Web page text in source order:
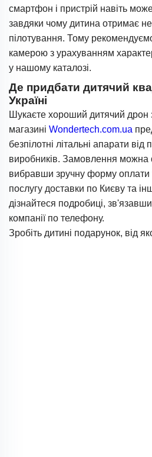
смартфон і пристрій навіть
завдяки чому дитина отримає
пілотування. Тому
камерою з урахуванням
у нашому каталозі.
Де придбати дитячий
Україні
Шукаєте хороший дитячий дрон
магазині Wondertech.com.ua
безпілотні літальні апарати від
виробників. Замовлення
вибравши зручну форму
послугу доставки по Києву та
дізнайтеся подробиці,
компанії по телефону.
Зробіть дитині подарунок, від